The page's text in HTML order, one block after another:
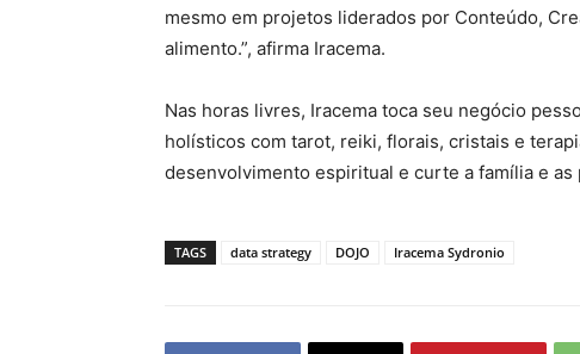
mesmo em projetos liderados por Conteúdo,
alimento.”, afirma Iracema.
Nas horas livres, Iracema toca seu negócio
holísticos com tarot, reiki, florais, cristais e
desenvolvimento espiritual e curte a família e as
TAGS data strategy DOJO Iracema Sydronio